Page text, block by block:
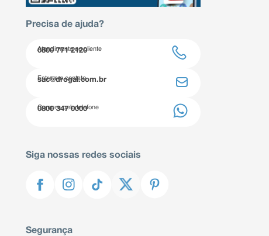
Precisa de ajuda?
Atendimento ao cliente
0800 771 2120
Entre em contato
sac@drogal.com.br
Compre pelo telefone
0800 347 0000
Siga nossas redes sociais
Segurança